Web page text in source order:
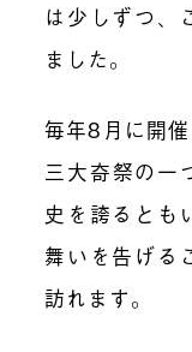
は少しずつ、
ました。
毎年8月に開
三大奇祭の一
史を誇るとも
舞いを告げる
訪れます。